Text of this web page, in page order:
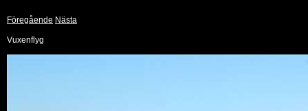
Föregående Nästa
Vuxenflyg